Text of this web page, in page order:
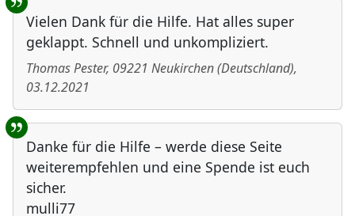
Vielen Dank für die Hilfe. Hat alles super
geklappt. Schnell und unkompliziert.
Thomas Pester, 09221 Neukirchen(Deutschland),
03.12.2021
Danke für die Hilfe – werde diese Seite
weiterempfehlen und eine Spende ist euch
sicher.
mulli77